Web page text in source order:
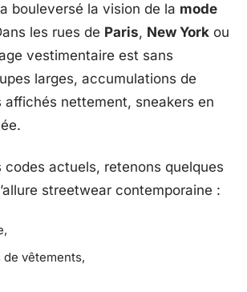
a bouleversé la vision de la mode
les rues de Paris, New York ou
vestimentaire est sans
larges, accumulations de
affichés nettement, sneakers en
codes actuels, retenons quelques
streetwear contemporaine :
vêtements,